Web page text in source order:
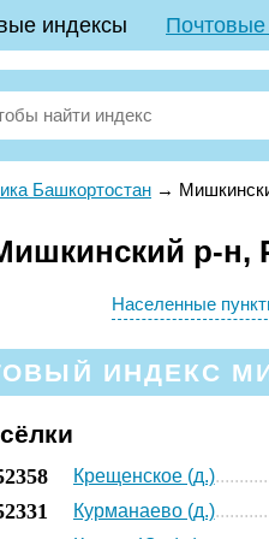
индексы Почтовые
Башкортостан →
р-н,
Населенные
ИНДЕКС
Крещенское (д.)
Курманаево (д.)